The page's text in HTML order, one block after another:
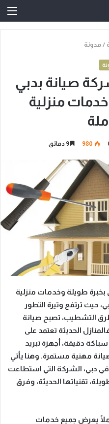
/ مدونة
صيانة بدبي
منزلية
980 9 دقائق
طويلة وخدمات منزلية
حيث ترتفع وتيرة التطور
التشطيب، تصبح صيانة
الحديثة تعتمد على
دقيقة، أجهزة تبريد
مهنية مستمرة. وهنا يأتي
في دبي، الشركة التي استطاعت
تقنياتها الحديثة، وفرق
يعرض جميع خدمات